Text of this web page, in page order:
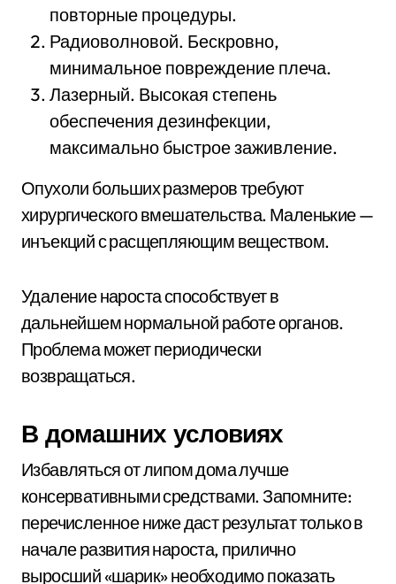
повторные процедуры.
Радиоволновой. Бескровно,
минимальное повреждение плеча.
Лазерный. Высокая степень
обеспечения дезинфекции,
максимально быстрое заживление.
Опухоли больших размеров требуют
хирургического вмешательства. Маленькие —
инъекций с расщепляющим веществом.
Удаление нароста способствует в
дальнейшем нормальной работе органов.
Проблема может периодически
возвращаться.
В домашних условиях
Избавляться от липом дома лучше
консервативными средствами. Запомните:
перечисленное ниже даст результат только в
начале развития нароста, прилично
выросший «шарик» необходимо показать